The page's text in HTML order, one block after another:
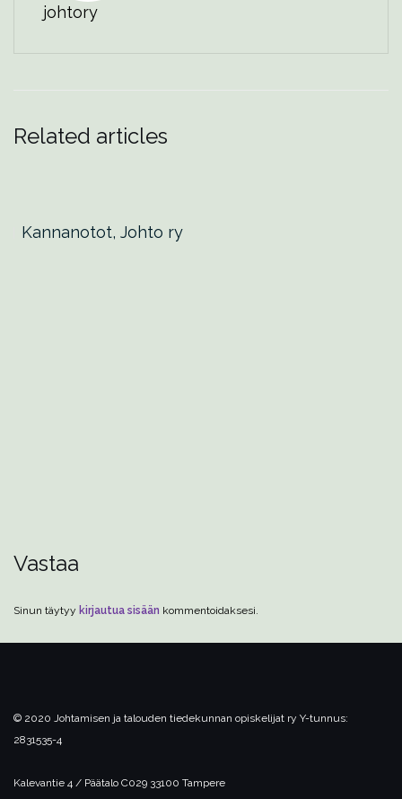
johtory
Related articles
Kannanotot, Johto ry
Vastaa
Sinun täytyy kirjautua sisään kommentoidaksesi.
© 2020 Johtamisen ja talouden tiedekunnan opiskelijat ry Y-tunnus:
2831535-4
Kalevantie 4 / Päätalo C029 33100 Tampere